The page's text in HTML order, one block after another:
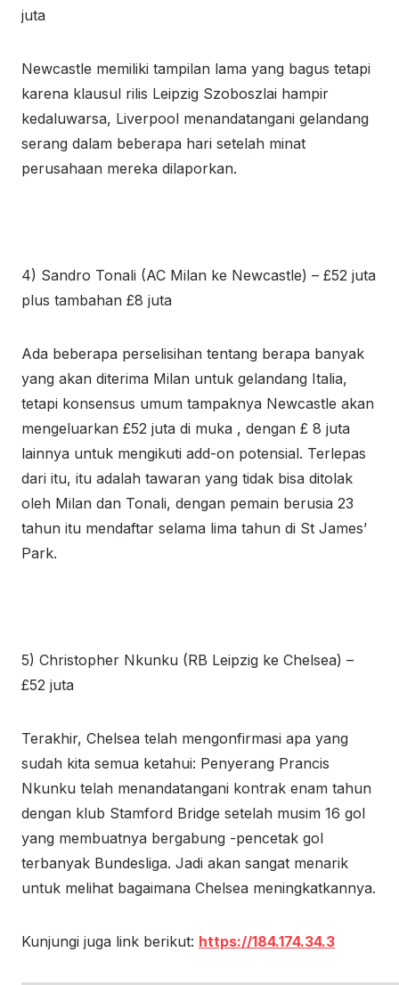
juta
Newcastle memiliki tampilan lama yang bagus tetapi
karena klausul rilis Leipzig Szoboszlai hampir
kedaluwarsa, Liverpool menandatangani gelandang
serang dalam beberapa hari setelah minat
perusahaan mereka dilaporkan.
4) Sandro Tonali (AC Milan ke Newcastle) – £52 juta
plus tambahan £8 juta
Ada beberapa perselisihan tentang berapa banyak
yang akan diterima Milan untuk gelandang Italia,
tetapi konsensus umum tampaknya Newcastle akan
mengeluarkan £52 juta di muka , dengan £ 8 juta
lainnya untuk mengikuti add-on potensial. Terlepas
dari itu, itu adalah tawaran yang tidak bisa ditolak
oleh Milan dan Tonali, dengan pemain berusia 23
tahun itu mendaftar selama lima tahun di St James’
Park.
5) Christopher Nkunku (RB Leipzig ke Chelsea) –
£52 juta
Terakhir, Chelsea telah mengonfirmasi apa yang
sudah kita semua ketahui: Penyerang Prancis
Nkunku telah menandatangani kontrak enam tahun
dengan klub Stamford Bridge setelah musim 16 gol
yang membuatnya bergabung -pencetak gol
terbanyak Bundesliga. Jadi akan sangat menarik
untuk melihat bagaimana Chelsea meningkatkannya.
Kunjungi juga link berikut: https://184.174.34.3